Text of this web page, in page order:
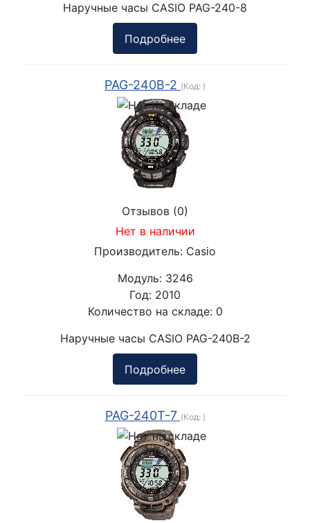
Наручные часы CASIO PAG-240-8
Подробнее
PAG-240B-2 (Код: )
Отзывов (0)
Нет в наличии
Производитель: Casio
Модуль: 3246
Год: 2010
Количество на складе: 0
Наручные часы CASIO PAG-240B-2
Подробнее
PAG-240T-7 (Код: )